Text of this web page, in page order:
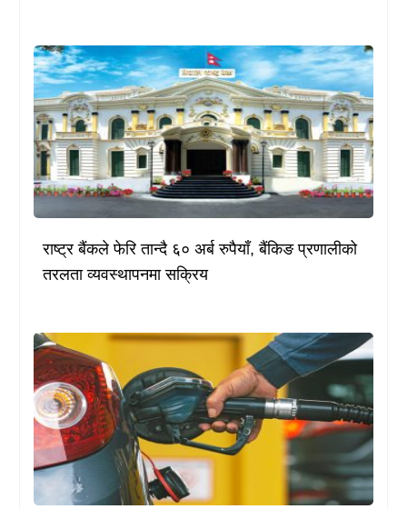
राष्ट्र बैंकले फेरि तान्दै ६० अर्ब रुपैयाँ, बैंकिङ प्रणालीको
तरलता व्यवस्थापनमा सक्रिय